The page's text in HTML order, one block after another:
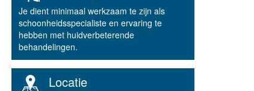
Je dient minimaal werkzaam te zijn als
schoonheidsspecialiste en ervaring te
hebben met huidverbeterende
behandelingen.
Locatie